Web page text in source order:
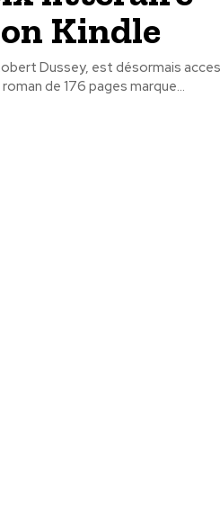
Kindle
Dussey, est désormais
Amazon en version Kindle. Ce roman de 176 pages marque...